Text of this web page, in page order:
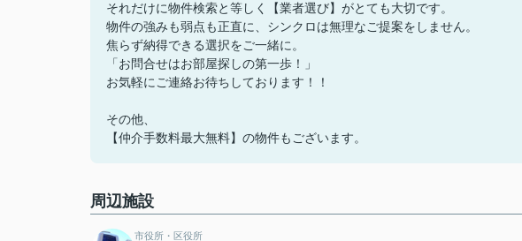
それだけに物件検索と等しく【業者選び】がとても大切です。
物件の強みも弱点も正直に、シンクロは無理なご提案をしません。
焦らず納得できる選択をご一緒に。
「お問合せはお部屋探しの第一歩！」
お気軽にご連絡お待ちしております！！
その他、
【仲介手数料最大無料】の物件もございます。
周辺施設
市役所・区役所